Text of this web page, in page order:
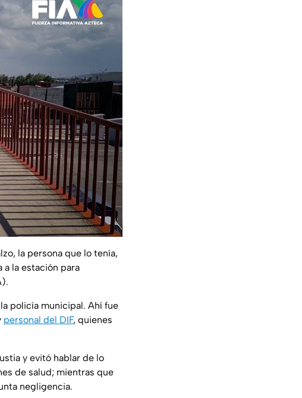
la persona que lo tenía,
a la estación para
.
policía municipal. Ahí fue
personal del DIF, quienes
y evitó hablar de lo
de salud; mientras que
negligencia.